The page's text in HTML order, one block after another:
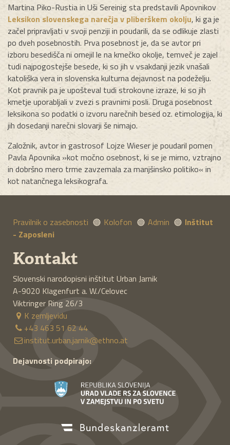
Martina Piko-Rustia in Uši Sereinig sta predstavili Apovnikov
Leksikon slovenskega narečja v pliberškem okolju, ki ga je
začel pripravljati v svoji penziji in poudarili, da se odlikuje zlasti
po dveh posebnostih. Prva posebnost je, da se avtor pri
izboru besedišča ni omejil le na kmečko okolje, temveč je zajel
tudi najpogostejše besede, ki so jih v vsakdanji jezik vnašali
katoliška vera in slovenska kulturna dejavnost na podeželju.
Kot pravnik pa je upošteval tudi strokovne izraze, ki so jih
kmetje uporabljali v zvezi s pravnimi posli. Druga posebnost
leksikona so podatki o izvoru narečnih besed oz. etimologija, ki
jih dosedanji narečni slovarji še nimajo.
Založnik, avtor in gastrosof Lojze Wieser je poudaril pomen
Pavla Apovnika »kot močno osebnost, ki se je mirno, vztrajno
in dobršno mero trme zavzemala za manjšinsko politiko« in
kot natančnega leksikografa.
Pravilnik o zasebnosti Kolofon Admin
Inštitut
- Zaposleni
Kontakt
Slovenski narodopisni inštitut Urban Jarnik
A-9020 Klagenfurt a. W./Celovec
Viktringer Ring 26/3
K zemljevidu
+43 463 51 62 44
institut.urban.jarnik@ethno.at
Dejavnosti podpirajo: